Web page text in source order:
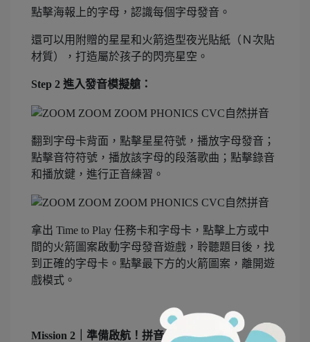
點擊海報上的字母，認識每個字母發音。
還可以用附贈的星星和火箭造型夜光貼紙（Ｎ次貼
材質），打造屬於孩子的閃亮星空。
Step 2 進入發音模擬艙：
翻到字母卡背面，點擊星星符號，播放字母發音；
點擊音符符號，播放該字母的段落歌曲；點擊錄音
和播放鍵，進行正音練習。
拿出 Time to Play 任務卡和字母卡，點擊上方或中
間的火箭圖案啟動字母發音遊戲，聆聽題目後，找
到正確的字母卡。點擊最下方的火箭圖案，離開遊
戲模式。
Mission 2｜準備啟航！拼音組合全面啟動